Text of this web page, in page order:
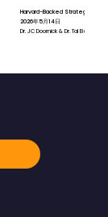
Harvard-Backed Strategies for
2026年5月14日
Dr. JC Doornick & Dr. Tal Ben-